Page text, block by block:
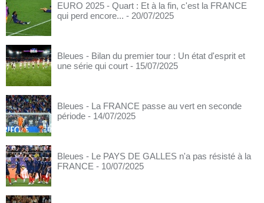
EURO 2025 - Quart : Et à la fin, c'est la FRANCE
qui perd encore... - 20/07/2025
Bleues - Bilan du premier tour : Un état d'esprit et
une série qui court - 15/07/2025
Bleues - La FRANCE passe au vert en seconde
période - 14/07/2025
Bleues - Le PAYS DE GALLES n'a pas résisté à la
FRANCE - 10/07/2025